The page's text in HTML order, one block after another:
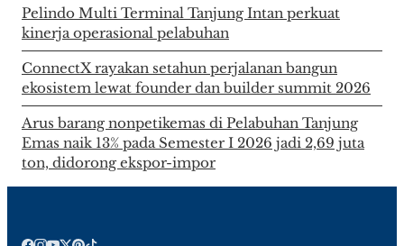
Pelindo Multi Terminal Tanjung Intan perkuat
kinerja operasional pelabuhan
ConnectX rayakan setahun perjalanan bangun
ekosistem lewat founder dan builder summit 2026
Arus barang nonpetikemas di Pelabuhan Tanjung
Emas naik 13% pada Semester I 2026 jadi 2,69 juta
ton, didorong ekspor-impor